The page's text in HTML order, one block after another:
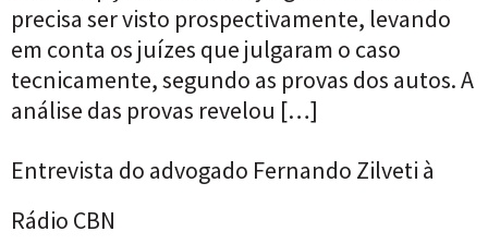
precisa ser visto prospectivamente, levando
em conta os juízes que julgaram o caso
tecnicamente, segundo as provas dos autos. A
análise das provas revelou […]
Entrevista do advogado Fernando Zilveti à
Rádio CBN